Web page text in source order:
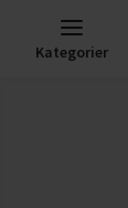
Kategorier